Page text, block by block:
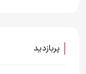
پربازدید